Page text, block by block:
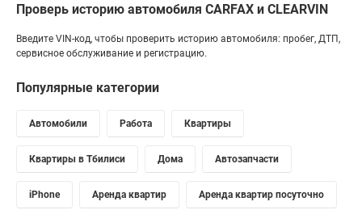
Проверь историю автомобиля CARFAX и CLEARVIN
Введите VIN-код, чтобы проверить историю автомобиля: пробег, ДТП,
сервисное обслуживание и регистрацию.
Популярные категории
Автомобили Работа Квартиры
Квартиры в Тбилиси Дома Автозапчасти
iPhone Аренда квартир Аренда квартир посуточно